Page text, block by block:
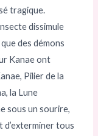
tragique.
dissimule
des démons
Kanae ont
Pilier de la
la Lune
sous un sourire,
d’exterminer tous